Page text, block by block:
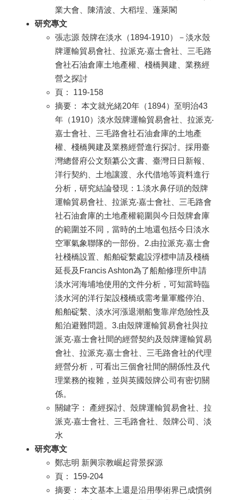
業大會、陳清波、大稻埕、蓬萊閣
研究專文
張志源 殼牌在淡水（1894-1910）－淡水殼
牌運輸貿易會社、拉派克‧嘉士會社、三毛路
會社石油倉庫土地產權、棧橋興建、業務經
營之探討
頁： 119-158
摘要： 本文就光緒20年（1894）至明治43
年（1910）淡水殼牌運輸貿易會社、拉派克‧
嘉士會社、三毛路會社石油倉庫的土地產
權、棧橋興建及業務經營進行探討。採用臺
灣總督府公文類纂公文書、臺灣日日新報、
洋行契約、土地讓渡、永代借地等資料進行
分析，研究結論發現：1.淡水鼻仔頭的殼牌
運輸貿易會社、拉派克‧嘉士會社、三毛路會
社石油倉庫的土地產權範圍與今日殼牌倉庫
的範圍並不同，當時的土地還包括今日淡水
空軍氣象聯隊的一部份。2.由拉派克‧嘉士會
社棧橋設置、船舶碇繫處設浮標申請及棧橋
延長及Francis Ashton為了船舶修理所申請
淡水河海埔地使用的文件分析，可知當時臨
淡水河的洋行架設棧橋或需考量軍艦停泊、
船舶碇繫、淡水河漲退潮船隻靠岸危險性及
船泊避難問題。3.由殼牌運輸貿易會社與拉
派克‧嘉士會社間的經營契約及殼牌運輸貿易
會社、拉派克‧嘉士會社、三毛路會社的代理
經營分析，可看出三個會社間的關係性及代
理業務的複雜，並與英國殼牌公司有密切關
係。
關鍵字： 產經探討、殼牌運輸貿易會社、拉
派克‧嘉士會社、三毛路會社、殼牌公司、淡
水
研究專文
鄭志明 新興宗教崛起背景探源
頁： 159-204
摘要： 本文基本上還是沿用學術界已成慣例